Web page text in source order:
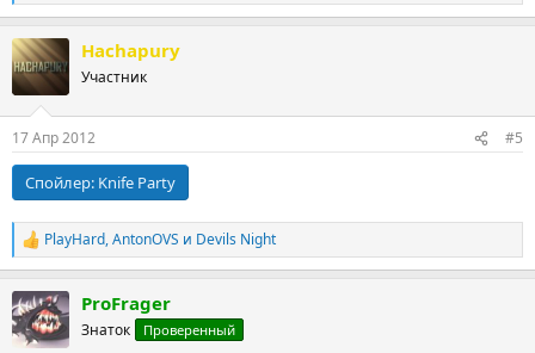
е
к
ц
и
Hachapury
Участник
17 Апр 2012 #5
Спойлер: Knife Party
Р
е
к
ц
и
PlayHard,AntonOVS и Devils Night
ProFrager
Знаток Проверенный